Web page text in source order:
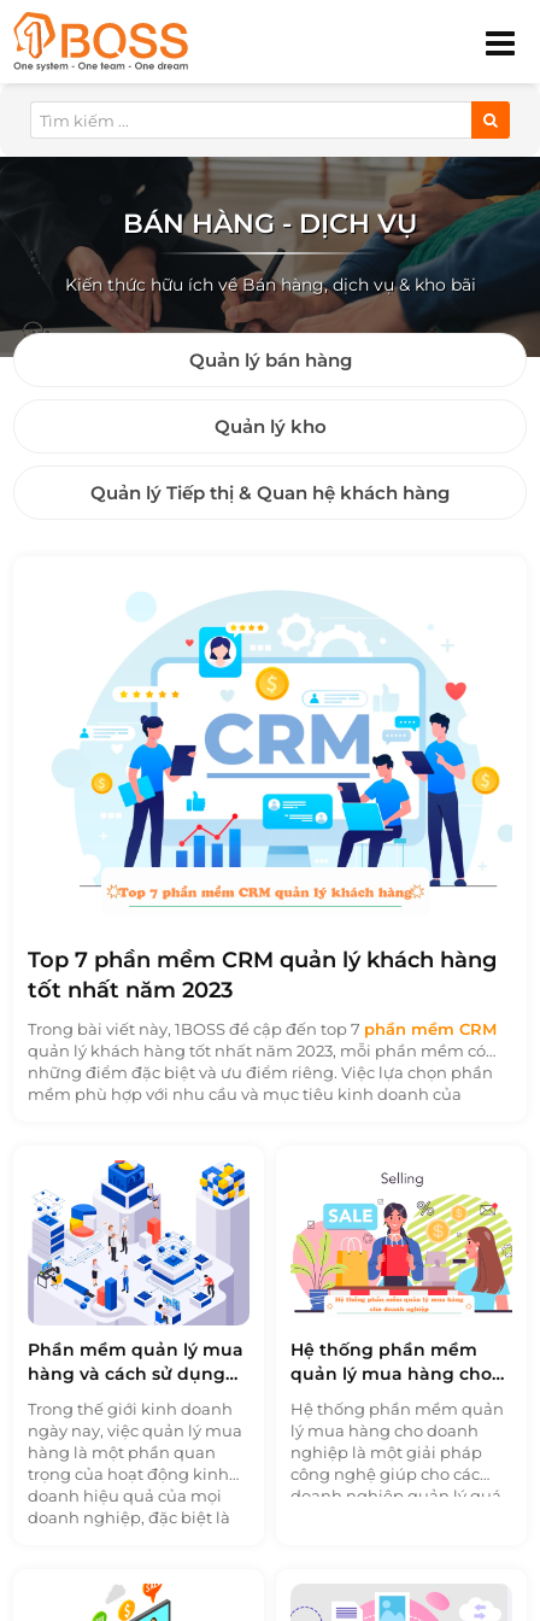
BÁN HÀNG - DỊCH VỤ
Kiến thức hữu ích về Bán hàng, dịch vụ & kho bãi
Quản lý bán hàng
Quản lý kho
Quản lý Tiếp thị & Quan hệ khách hàng
Top 7 phần mềm CRM quản lý khách hàng
tốt nhất năm 2023
Trong bài viết này, 1BOSS đề cập đến top 7 phần mềm CRM
quản lý khách hàng tốt nhất năm 2023, mỗi phần mềm có
những điểm đặc biệt và ưu điểm riêng. Việc lựa chọn phần
mềm phù hợp với nhu cầu và mục tiêu kinh doanh của
Phần mềm quản lý mua
hàng và cách sử dụng
cho doanh nghiệp vừa
và nhỏ
Trong thế giới kinh doanh
ngày nay, việc quản lý mua
hàng là một phần quan
trọng của hoạt động kinh
doanh hiệu quả của mọi
doanh nghiệp, đặc biệt là
giảm bớt thời gian và công
sức cần thiết cho quá trình
Hệ thống phần mềm
quản lý mua hàng cho
doanh nghiệp
Hệ thống phần mềm quản
lý mua hàng cho doanh
nghiệp là một giải pháp
công nghệ giúp cho các
doanh nghiệp quản lý quá
cách hiệu quả và tiết kiệm
thời gian. Với sự phát triển